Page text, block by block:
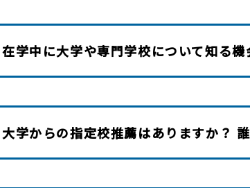
在学中に大学や専門学校について知る機
大学からの指定校推薦はありますか？